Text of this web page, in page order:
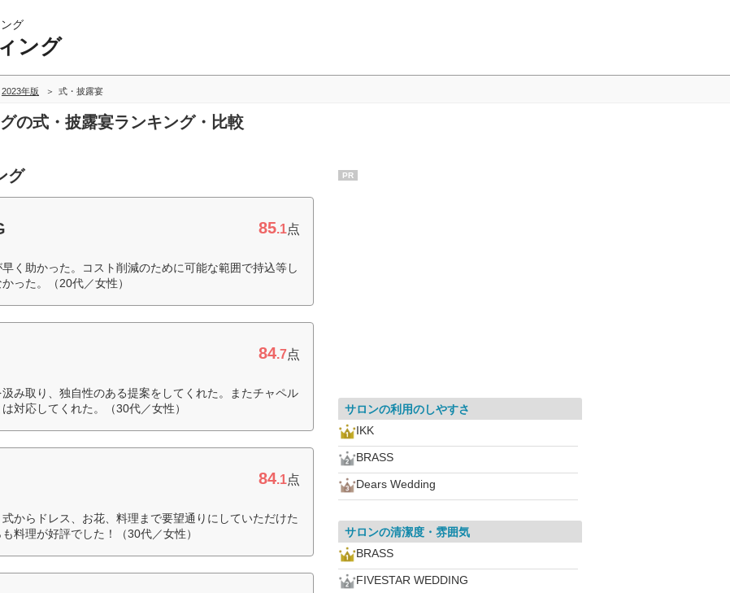
グ
ング
2023年版 式・披露宴
の式・披露宴ランキング・比較
グ
85.1点
く助かった。コスト削減のために可能な範囲で持込等し
った。（20代／女性）
84.7点
み取り、独自性のある提案をしてくれた。またチャペル
対応してくれた。（30代／女性）
84.1点
からドレス、お花、料理まで要望通りにしていただけた
料理が好評でした！（30代／女性）
PR
サロンの利用のしやすさ
IKK
BRASS
Dears Wedding
サロンの清潔度・雰囲気
BRASS
FIVESTAR WEDDING